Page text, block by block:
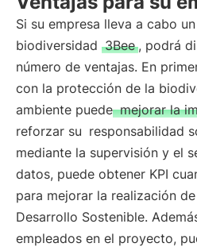
Si su empresa lleva a cabo
biodiversidad 3Bee , podrá
número de ventajas. En
con la protección de la
ambiente puede mejorar la
reforzar su responsabilidad
mediante la supervisión y el
datos, puede obtener KPI
para mejorar la realización
Desarrollo Sostenible.
empleados en el proyecto,